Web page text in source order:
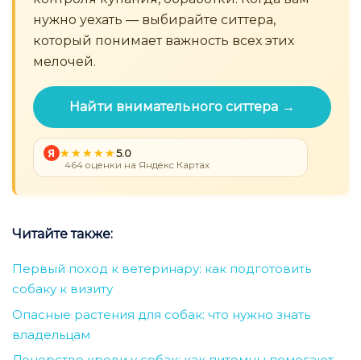
нужно уехать — выбирайте ситтера,
который понимает важность всех этих
мелочей.
Найти внимательного ситтера →
Я 5.0
464 оценки на Яндекс Картах
Читайте также:
Первый поход к ветеринару: как подготовить
собаку к визиту
Опасные растения для собак: что нужно знать
владельцам